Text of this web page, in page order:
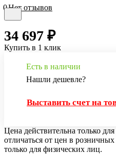
0Нет отзывов
34 697 ₽
Купить в 1 клик
Есть в наличии
Нашли дешевле?
Выставить счет на
Цена действительна только
отличаться от цен в
только для физических лиц.